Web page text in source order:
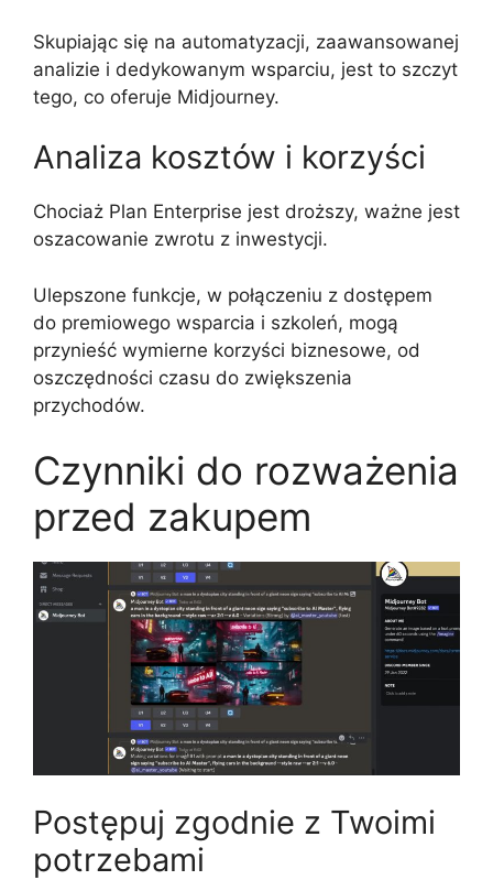
Skupiając się na automatyzacji, zaawansowanej
analizie i dedykowanym wsparciu, jest to szczyt
tego, co oferuje Midjourney.
Analiza kosztów i korzyści
Chociaż Plan Enterprise jest droższy, ważne jest
oszacowanie zwrotu z inwestycji.
Ulepszone funkcje, w połączeniu z dostępem
do premiowego wsparcia i szkoleń, mogą
przynieść wymierne korzyści biznesowe, od
oszczędności czasu do zwiększenia
przychodów.
Czynniki do rozważenia
przed zakupem
Postępuj zgodnie z Twoimi
potrzebami